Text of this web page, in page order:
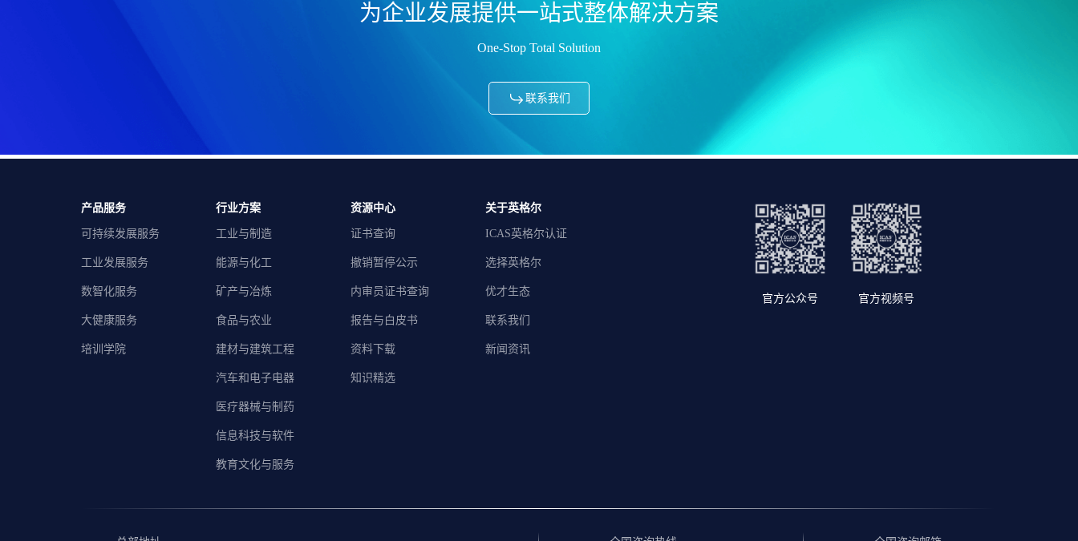
为企业发展提供一站式整体解决方案
One-Stop Total Solution
联系我们
产品服务
可持续发展服务
工业发展服务
数智化服务
大健康服务
培训学院
行业方案
工业与制造
能源与化工
矿产与冶炼
食品与农业
建材与建筑工程
汽车和电子电器
医疗器械与制药
信息科技与软件
教育文化与服务
资源中心
证书查询
撤销暂停公示
内审员证书查询
报告与白皮书
资料下载
知识精选
关于英格尔
ICAS英格尔认证
选择英格尔
优才生态
联系我们
新闻资讯
官方公众号 官方视频号